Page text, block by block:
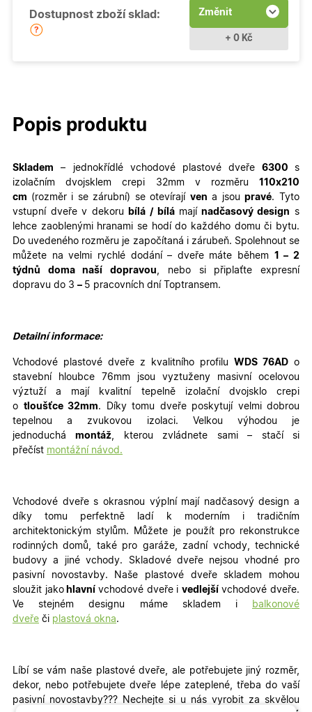
Dostupnost zboží sklad: Změnit
+ 0 Kč
Popis produktu
Skladem – jednokřídlé vchodové plastové dveře 6300 s
izolačním dvojsklem crepi 32mm v rozměru 110x210
cm (rozměr i se zárubní) se otevírají ven a jsoupravé. Tyto
vstupní dveře v dekoru
bílá / bílámají nadčasový design
s
lehce zaoblenými hranami se hodí do každého domu či bytu.
Do uvedeného rozměru je započítaná i zárubeň. Spolehnout se
můžete na velmi rychlé dodání – dveře máte během 1 – 2
týdnů doma naší dopravou, nebo si připlaťte expresní
dopravu do 3 – 5 pracovních dní Toptransem.
Detailní informace:
Vchodové plastové dveře z kvalitního profilu WDS 76AD o
stavební hloubce 76mm jsou vyztuženy masivní ocelovou
výztuží a mají kvalitní tepelně izolační dvojsklo crepi
o tloušťce 32mm. Díky tomu dveře poskytují velmi dobrou
tepelnou a zvukovou izolaci. Velkou výhodou je
jednoduchámontáž, kterou zvládnete sami – stačí si
přečíst montážní návod.
Vchodové dveře s okrasnou výplní mají nadčasový design a
díky tomu perfektně ladí k moderním i tradičním
architektonickým stylům. Můžete je použít pro rekonstrukce
rodinných domů, také pro garáže, zadní vchody, technické
budovy a jiné vchody. Skladové dveře nejsou vhodné pro
pasivní novostavby. Naše plastové dveře skladem mohou
sloužit jakohlavní vchodové dveře i vedlejší vchodové dveře.
Ve stejném designu máme skladem i
balkonové
dveře či plastová okna.
Líbí se vám naše plastové dveře, ale potřebujete jiný rozměr,
dekor, nebo potřebujete dveře lépe zateplené, třeba do vaší
pasivní novostavby???
Nechejte si u nás vyrobit za skvělou